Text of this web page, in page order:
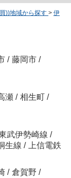
))地域から探す > 伊
/ 藤岡市 /
瀬 / 相生町 /
武伊勢崎線 /
生線 /
上信電鉄
/ 倉賀野 /